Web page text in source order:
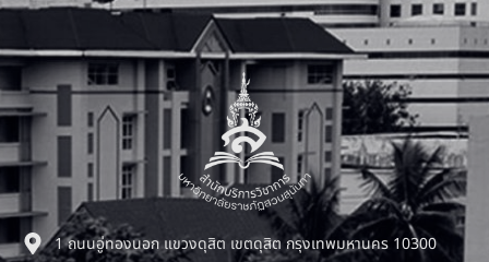
1 ถนนอู่ทองนอก แขวงดุสิต เขตดุสิต กรุงเทพมหานคร 10300